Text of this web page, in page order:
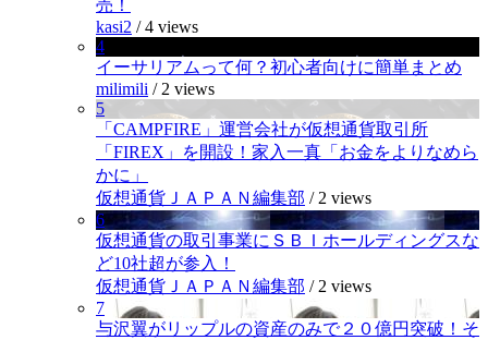
売！
kasi2 /4 views
4
イーサリアムって何？初心者向けに簡単まとめ
milimili / 2 views
5
「CAMPFIRE」運営会社が仮想通貨取引所
「FIREX」を開設！家入一真「お金をよりなめら
かに」
仮想通貨ＪＡＰＡＮ編集部 / 2 views
6
仮想通貨の取引事業にＳＢＩホールディングスな
ど10社超が参入！
仮想通貨ＪＡＰＡＮ編集部 / 2 views
7
与沢翼がリップルの資産のみで２０億円突破！そ